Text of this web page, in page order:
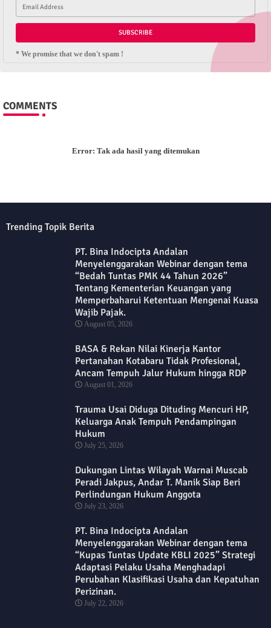
* We promise that we don't spam !
COMMENTS
Error: Tak ada hasil yang ditemukan
Trending Topik Berita
PT. Bina Indocipta Andalan
Menyelenggarakan Webinar dengan tema
“Bedah Tuntas PMK 44 Tahun 2026”
Tentang Kementerian Keuangan yang
Memperbaharui Ketentuan Mengenai Kuasa
Wajib Pajak.
August 05, 2026
BASA & Rekan Nilai Kinerja Kantor
Pertanahan Kotabaru Tidak Profesional,
Ancam Tempuh Jalur Hukum hingga RDP
August 01, 2026
Trauma Usai Diduga Dituding Mencuri HP,
Keluarga Anak Tempuh Pendampingan
Hukum
July 25, 2026
Dukungan Lintas Wilayah Warnai Muscab
Peradi Jakpus, Andar T. Manik Siap Beri
Perlindungan Hukum Anggota
July 23, 2026
PT. Bina Indocipta Andalan
Menyelenggarakan Webinar dengan tema
“Kupas Tuntas Update KBLI 2025” Strategi
Adaptasi Pelaku Usaha Menghadapi
Perubahan Klasifikasi Usaha dan Kepatuhan
Perizinan.
July 22, 2026